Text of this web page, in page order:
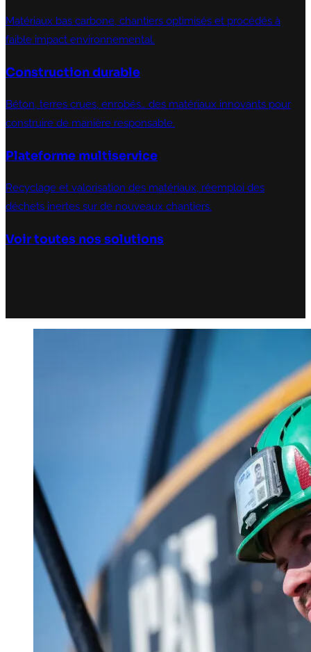
Matériaux bas carbone, chantiers optimisés et procédés à
faible impact environnemental.
Construction durable
Béton, terres crues, enrobés… des matériaux innovants pour
construire de manière responsable.
Plateforme multiservice
Recyclage et valorisation des matériaux, réemploi des
déchets inertes sur de nouveaux chantiers.
Voir toutes nos solutions